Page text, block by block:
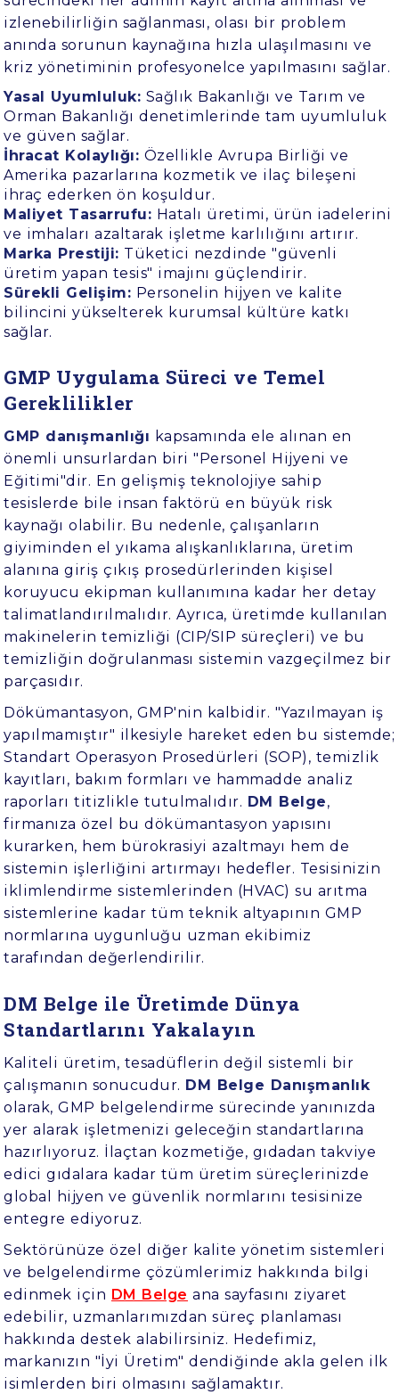
izlenebilirliğin sağlanması, olası bir problem
anında sorunun kaynağına hızla ulaşılmasını ve
kriz yönetiminin profesyonelce yapılmasını sağlar.
Yasal Uyumluluk: Sağlık Bakanlığı ve Tarım ve
Orman Bakanlığı denetimlerinde tam uyumluluk
ve güven sağlar.
İhracat Kolaylığı: Özellikle Avrupa Birliği ve
Amerika pazarlarına kozmetik ve ilaç bileşeni
ihraç ederken ön koşuldur.
Maliyet Tasarrufu: Hatalı üretimi, ürün iadelerini
ve imhaları azaltarak işletme karlılığını artırır.
Marka Prestiji: Tüketici nezdinde "güvenli
üretim yapan tesis" imajını güçlendirir.
Sürekli Gelişim: Personelin hijyen ve kalite
bilincini yükselterek kurumsal kültüre katkı
sağlar.
GMP Uygulama Süreci ve Temel
Gereklilikler
GMP danışmanlığı kapsamında ele alınan en
önemli unsurlardan biri "Personel Hijyeni ve
Eğitimi"dir. En gelişmiş teknolojiye sahip
tesislerde bile insan faktörü en büyük risk
kaynağı olabilir. Bu nedenle, çalışanların
giyiminden el yıkama alışkanlıklarına, üretim
alanına giriş çıkış prosedürlerinden kişisel
koruyucu ekipman kullanımına kadar her detay
talimatlandırılmalıdır. Ayrıca, üretimde kullanılan
makinelerin temizliği (CIP/SIP süreçleri) ve bu
temizliğin doğrulanması sistemin vazgeçilmez bir
parçasıdır.
Dökümantasyon, GMP'nin kalbidir. "Yazılmayan iş
yapılmamıştır" ilkesiyle hareket eden bu sistemde;
Standart Operasyon Prosedürleri (SOP), temizlik
kayıtları, bakım formları ve hammadde analiz
raporları titizlikle tutulmalıdır. DM Belge,
firmanıza özel bu dökümantasyon yapısını
kurarken, hem bürokrasiyi azaltmayı hem de
sistemin işlerliğini artırmayı hedefler. Tesisinizin
iklimlendirme sistemlerinden (HVAC) su arıtma
sistemlerine kadar tüm teknik altyapının GMP
normlarına uygunluğu uzman ekibimiz
tarafından değerlendirilir.
DM Belge ile Üretimde Dünya
Standartlarını Yakalayın
Kaliteli üretim, tesadüflerin değil sistemli bir
çalışmanın sonucudur. DM Belge Danışmanlık
olarak, GMP belgelendirme sürecinde yanınızda
yer alarak işletmenizi geleceğin standartlarına
hazırlıyoruz. İlaçtan kozmetiğe, gıdadan takviye
edici gıdalara kadar tüm üretim süreçlerinizde
global hijyen ve güvenlik normlarını tesisinize
entegre ediyoruz.
Sektörünüze özel diğer kalite yönetim sistemleri
ve belgelendirme çözümlerimiz hakkında bilgi
edinmek için DM Belge ana sayfasını ziyaret
edebilir, uzmanlarımızdan süreç planlaması
hakkında destek alabilirsiniz. Hedefimiz,
markanızın "İyi Üretim" dendiğinde akla gelen ilk
isimlerden biri olmasını sağlamaktır.